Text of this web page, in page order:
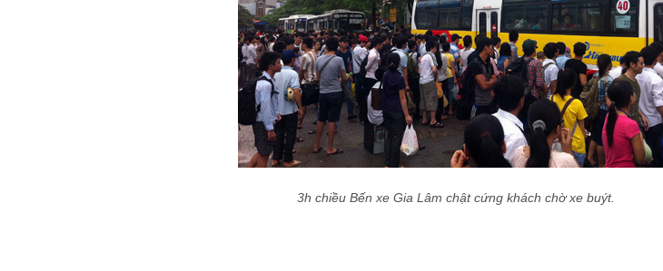
3h chiều Bến xe Gia Lâm chật cứng khách chờ xe buýt.